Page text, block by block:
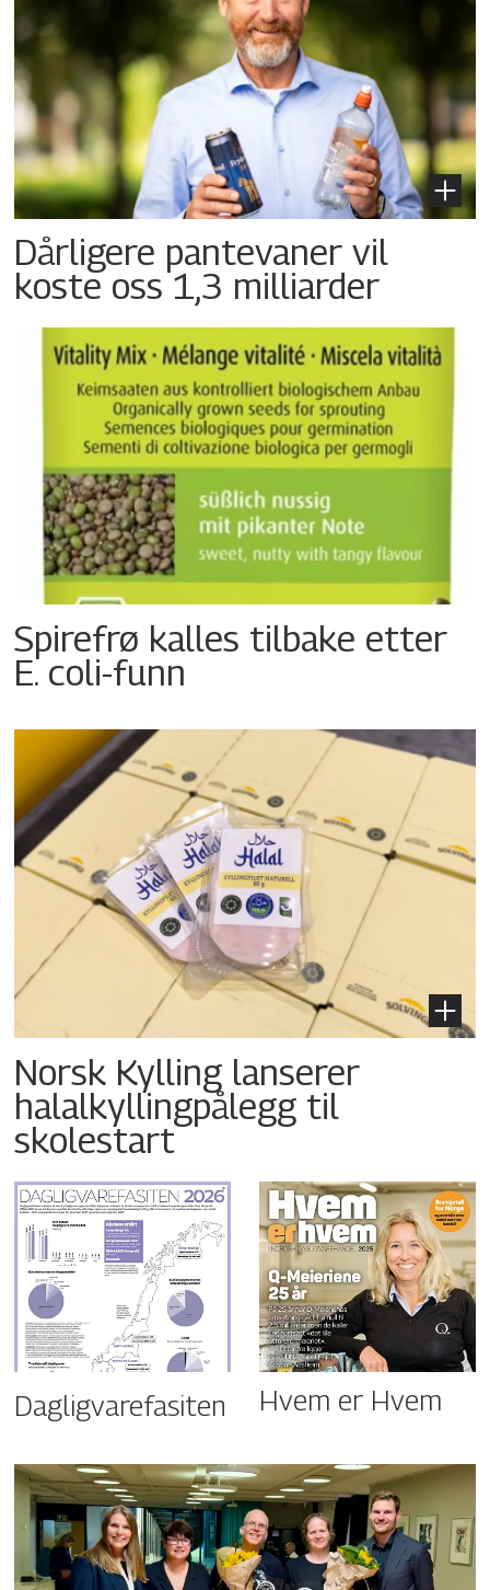
Dårligere pantevaner vil
koste oss 1,3 milliarder
Spirefrø kalles tilbake etter
E. coli-funn
Norsk Kylling lanserer
halalkyllingpålegg til
skolestart
Dagligvarefasiten Hvem er Hvem